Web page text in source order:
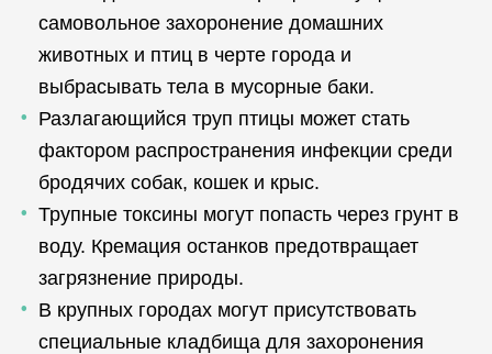
самовольное захоронение домашних
животных и птиц в черте города и
выбрасывать тела в мусорные баки.
Разлагающийся труп птицы может стать
фактором распространения инфекции среди
бродячих собак, кошек и крыс.
Трупные токсины могут попасть через грунт в
воду. Кремация останков предотвращает
загрязнение природы.
В крупных городах могут присутствовать
специальные кладбища для захоронения